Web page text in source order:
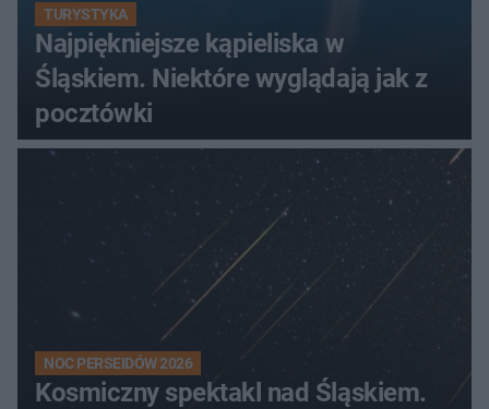
TURYSTYKA
Najpiękniejsze kąpieliska w
Śląskiem. Niektóre wyglądają jak z
pocztówki
NOC PERSEIDÓW 2026
Kosmiczny spektakl nad Śląskiem.